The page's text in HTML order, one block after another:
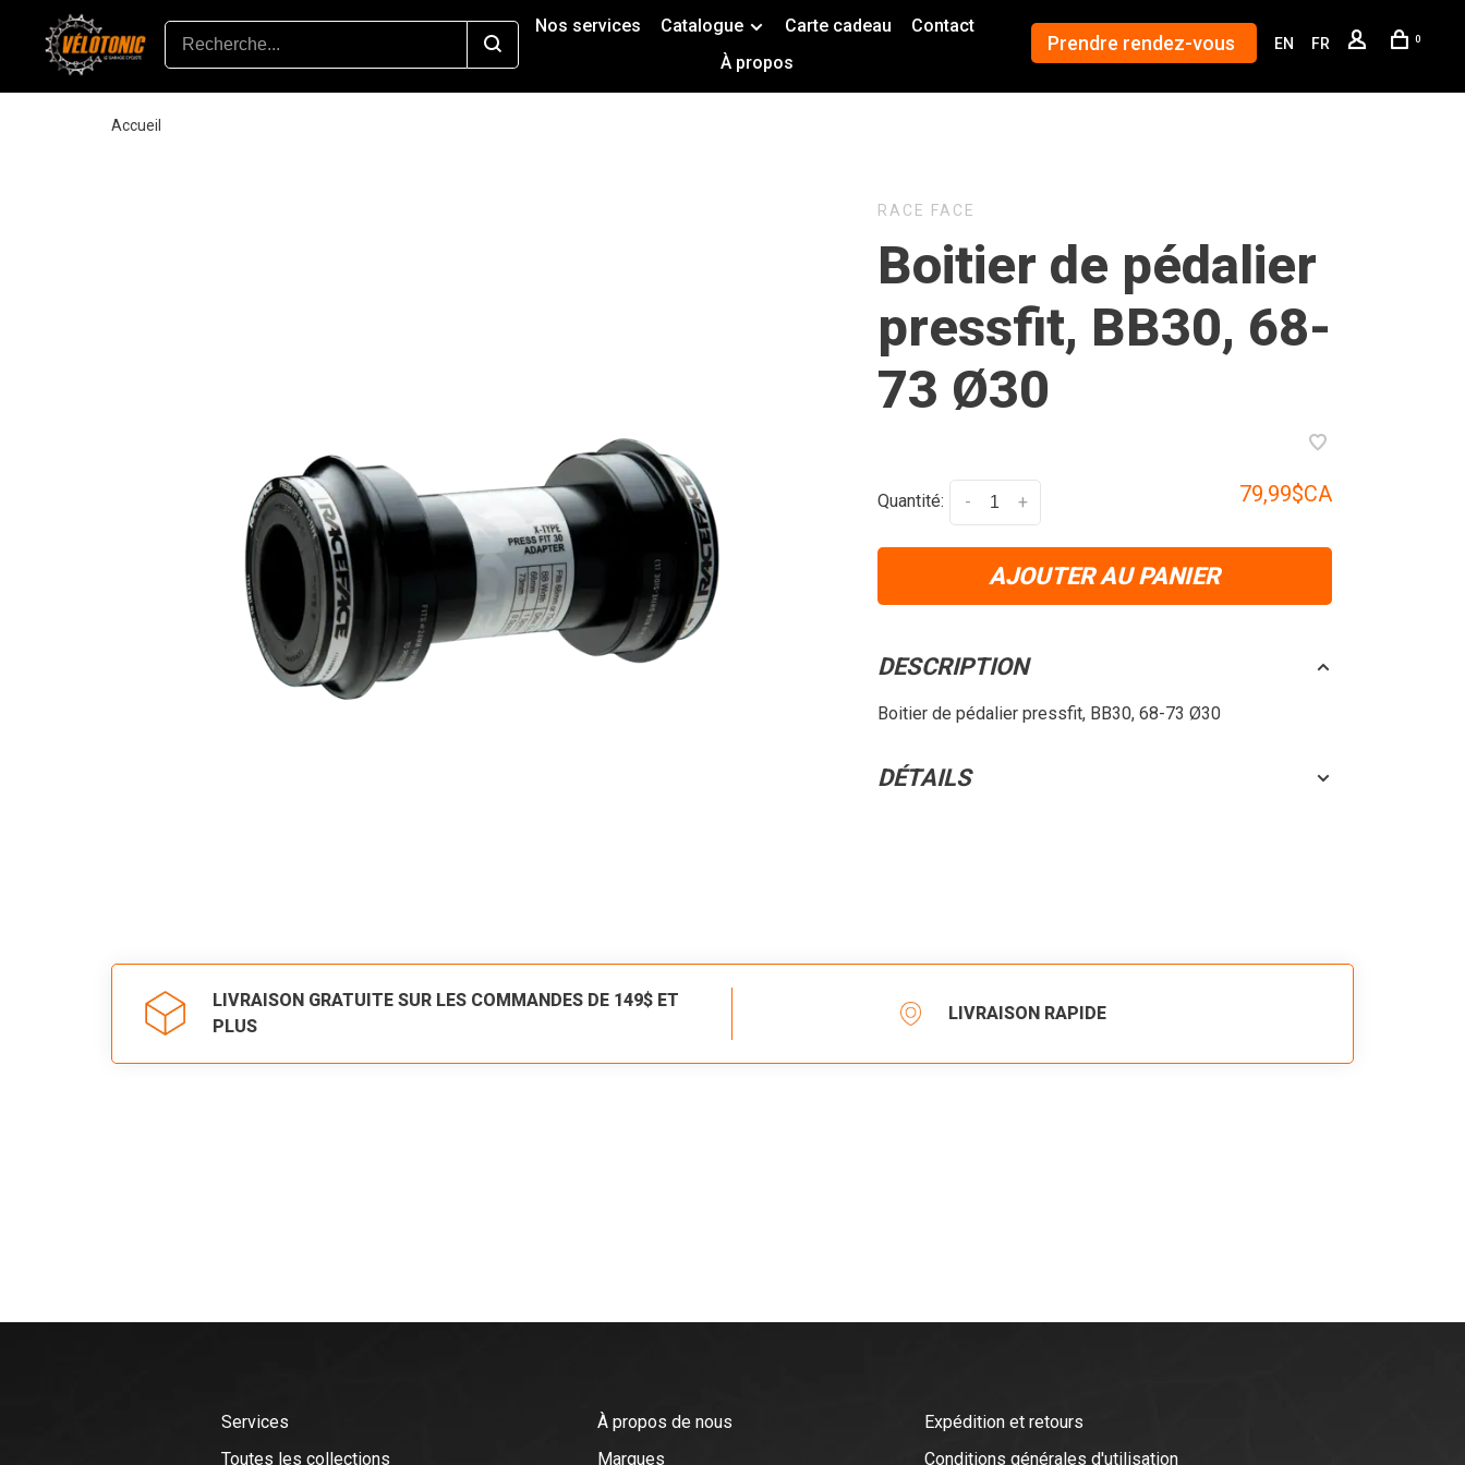
Nos services Catalogue Carte cadeau
Contact
À propos
Prendre rendez-vous EN FR 0
Accueil
RACE FACE
Boitier de pédalier
pressfit, BB30, 68-
73 Ø30
Quantité: +
- 79,99$CA
AJOUTER AU PANIER
DESCRIPTION
Boitier de pédalier pressfit, BB30, 68-73 Ø30
DÉTAILS
LIVRAISON GRATUITE SUR LES COMMANDES DE 149$ ET
PLUS
LIVRAISON RAPIDE
Services
Toutes les collections
À propos de nous
Marques
Expédition et retours
Conditions générales d'utilisation